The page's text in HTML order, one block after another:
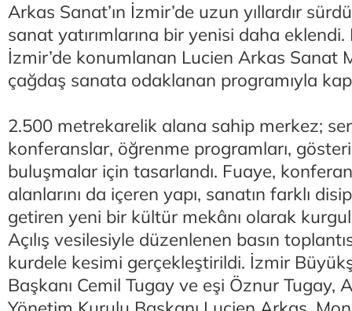
Arkas Sanat’ın İzmir’de uzun yıllardır
sanat yatırımlarına bir yenisi daha eklendi.
İzmir’de konumlanan Lucien Arkas Sanat
çağdaş sanata odaklanan programıyla
2.500 metrekarelik alana sahip merkez;
konferanslar, öğrenme programları,
buluşmalar için tasarlandı. Fuaye,
alanlarını da içeren yapı, sanatın farklı
getiren yeni bir kültür mekânı olarak
Açılış vesilesiyle düzenlenen basın
kurdele kesimi gerçekleştirildi. İzmir
Başkanı Cemil Tugay ve eşi Öznur Tugay,